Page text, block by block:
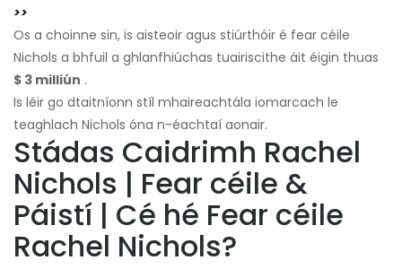
>>
Os a choinne sin, is aisteoir agus stiúrthóir é fear céile
Nichols a bhfuil a ghlanfhiúchas tuairiscithe áit éigin thuas
$ 3 milliún .
Is léir go dtaitníonn stíl mhaireachtála iomarcach le
teaghlach Nichols óna n-éachtaí aonair.
Stádas Caidrimh Rachel
Nichols | Fear céile &
Páistí | Cé hé Fear céile
Rachel Nichols?